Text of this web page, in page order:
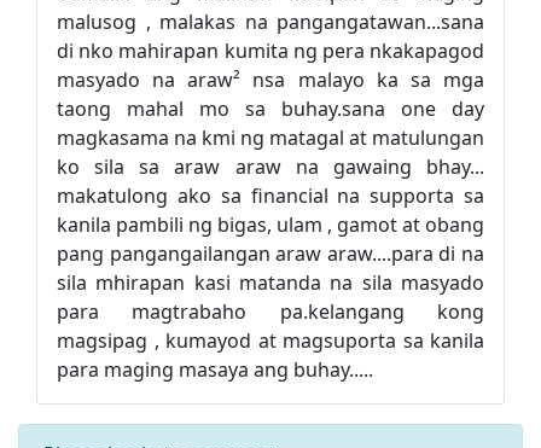
malusog , malakas na pangangatawan...sana
di nko mahirapan kumita ng pera nkakapagod
masyado na araw² nsa malayo ka sa mga
taong mahal mo sa buhay.sana one day
magkasama na kmi ng matagal at matulungan
ko sila sa araw araw na gawaing bhay...
makatulong ako sa financial na supporta sa
kanila pambili ng bigas, ulam , gamot at obang
pang pangangailangan araw araw....para di na
sila mhirapan kasi matanda na sila masyado
para magtrabaho pa.kelangang kong
magsipag , kumayod at magsuporta sa kanila
para maging masaya ang buhay.....